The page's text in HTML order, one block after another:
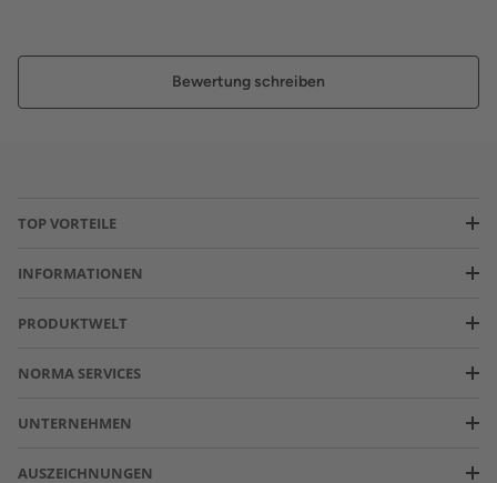
Bewertung schreiben
TOP VORTEILE
INFORMATIONEN
PRODUKTWELT
NORMA SERVICES
UNTERNEHMEN
AUSZEICHNUNGEN